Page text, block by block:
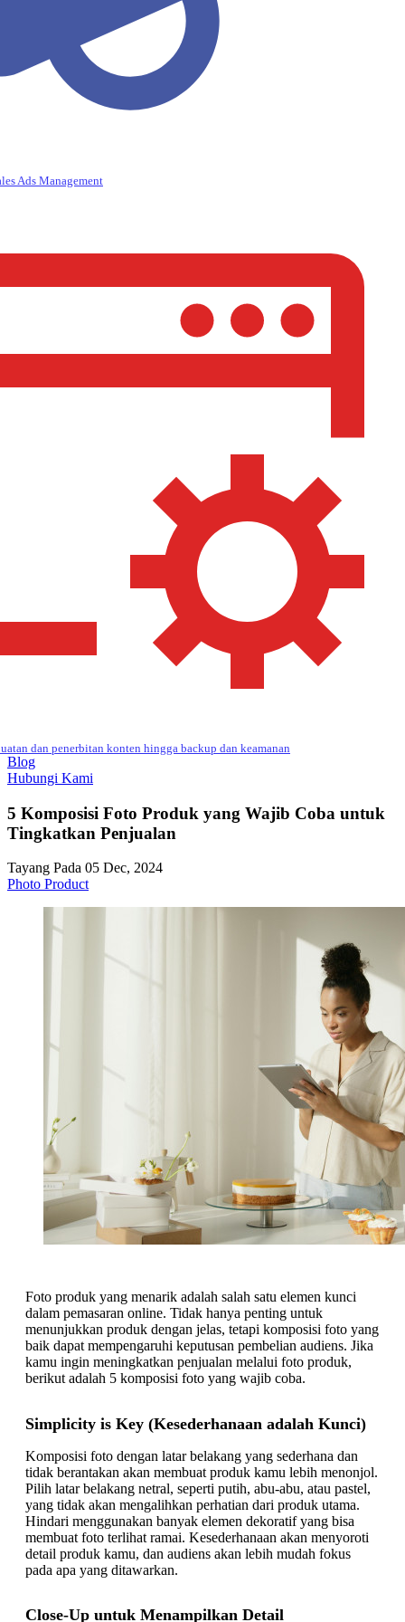
Ads Management
dan penerbitan konten hingga backup dan keamanan
Blog
Hubungi Kami
5 Komposisi Foto Produk yang Wajib Coba untuk
Tingkatkan Penjualan
Tayang Pada 05 Dec, 2024
Photo Product
Foto produk yang menarik adalah salah satu elemen kunci
dalam pemasaran online. Tidak hanya penting untuk
menunjukkan produk dengan jelas, tetapi komposisi foto yang
baik dapat mempengaruhi keputusan pembelian audiens. Jika
kamu ingin meningkatkan penjualan melalui foto produk,
berikut adalah 5 komposisi foto yang wajib coba.
Simplicity is Key (Kesederhanaan adalah Kunci)
Komposisi foto dengan latar belakang yang sederhana dan
tidak berantakan akan membuat produk kamu lebih menonjol.
Pilih latar belakang netral, seperti putih, abu-abu, atau pastel,
yang tidak akan mengalihkan perhatian dari produk utama.
Hindari menggunakan banyak elemen dekoratif yang bisa
membuat foto terlihat ramai. Kesederhanaan akan menyoroti
detail produk kamu, dan audiens akan lebih mudah fokus
pada apa yang ditawarkan.
Close-Up untuk Menampilkan Detail